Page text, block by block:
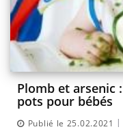
Plomb et arsenic
pots pour bébés
Publié le 25.02.2021 |